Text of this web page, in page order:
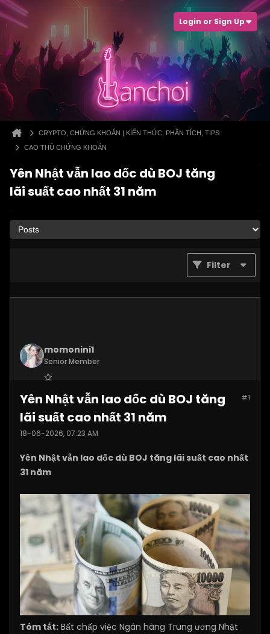
Login or Sign Up
CRYPTO, CHỨNG KHOÁN | KIẾN THỨC, PHÂN TÍCH, TIPS
CAO THỦ CHỨNG KHOÁN
Yên Nhật vẫn lao dốc dù BOJ tăng
lãi suất cao nhất 31 năm
Filter
momonini1
Senior Member
Apr 2026
Posts:5399 #1
Yên Nhật vẫn lao dốc dù BOJ tăng
lãi suất cao nhất 31 năm
18-06-2026, 07:23 AM
Yên Nhật vẫn lao dốc dù BOJ tăng lãi suất cao nhất
31 năm
Tóm tắt: Bất chấp việc Ngân hàng Trung ương Nhật